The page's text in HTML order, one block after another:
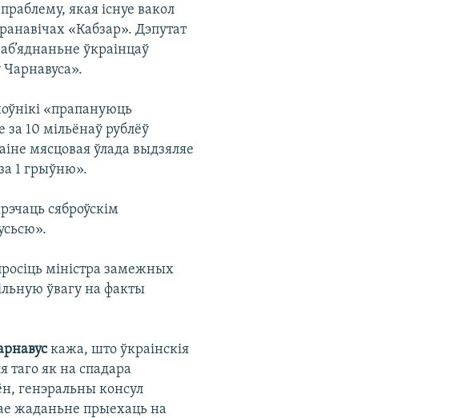
якая існуе вакол
«Кабзар». Дэпутат
ўкраінцаў
Чарнавуса».
«прапануюць
10 мільёнаў рублёў
мясцовая ўлада выдзяляе
1 грыўню».
сяброўскім
міністра замежных
ўвагу на факты
кажа, што ўкраінскія
таго як на спадара
генэральны консул
жаданьне прыехаць на